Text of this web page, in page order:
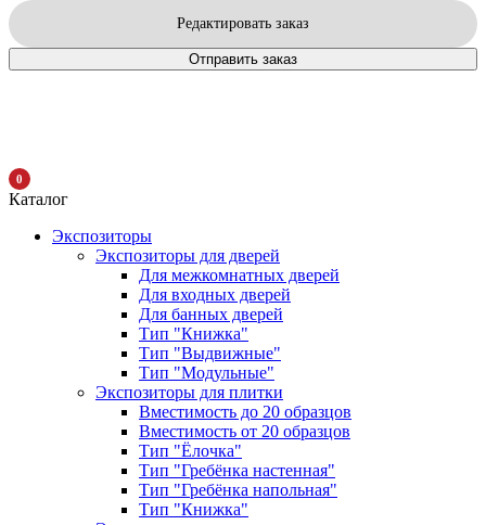
Редактировать заказ
Отправить заказ
0
Каталог
Экспозиторы
Экспозиторы для дверей
Для межкомнатных дверей
Для входных дверей
Для банных дверей
Тип "Книжка"
Тип "Выдвижные"
Тип "Модульные"
Экспозиторы для плитки
Вместимость до 20 образцов
Вместимость от 20 образцов
Тип "Ёлочка"
Тип "Гребёнка настенная"
Тип "Гребёнка напольная"
Тип "Книжка"